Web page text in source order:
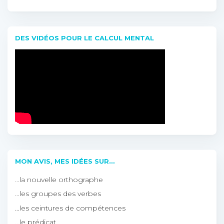
DES VIDÉOS POUR LE CALCUL MENTAL
MON AVIS, MES IDÉES SUR…
…la nouvelle orthographe
…les groupes des verbes
…les ceintures de compétences